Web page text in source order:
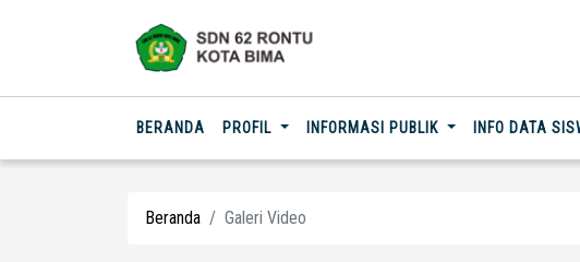
BERANDA (CURRENT)
PROFIL INFORMASI PUBLIK INFO DATA
Beranda Galeri Video